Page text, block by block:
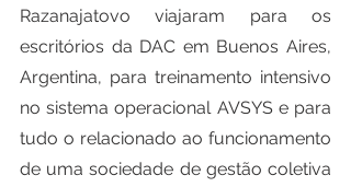
Razanajatovo viajaram para os
escritórios da DAC em Buenos Aires,
Argentina, para treinamento intensivo
no sistema operacional AVSYS e para
tudo o relacionado ao funcionamento
de uma sociedade de gestão coletiva